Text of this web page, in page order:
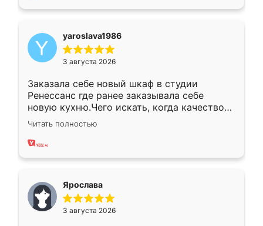
yaroslava1986
3 августа 2026
Заказала себе новый шкаф в студии
Ренессанс где ранее заказывала себе
новую кухню.Чего искать, когда качеством
вполне довольна. Служит кухня уже почти
два года, нареканий нет.
Читать полностью
Ярослава
3 августа 2026